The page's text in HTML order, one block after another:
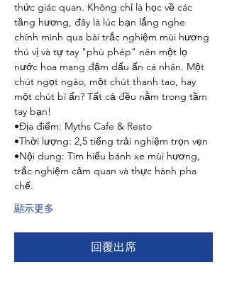
thức giác quan. Không chỉ là học về các
tầng hương, đây là lúc bạn lắng nghe
chính mình qua bài trắc nghiệm mùi hương
thú vị và tự tay "phù phép" nên một lọ
nước hoa mang đậm dấu ấn cá nhân. Một
chút ngọt ngào, một chút thanh tao, hay
một chút bí ẩn? Tất cả đều nằm trong tầm
tay bạn!
•Địa điểm: Myths Cafe & Resto
•Thời lượng: 2,5 tiếng trải nghiệm trọn vẹn
•Nội dung: Tìm hiểu bánh xe mùi hương,
trắc nghiệm cảm quan và thực hành pha
chế.
顯示更多
回覆出席